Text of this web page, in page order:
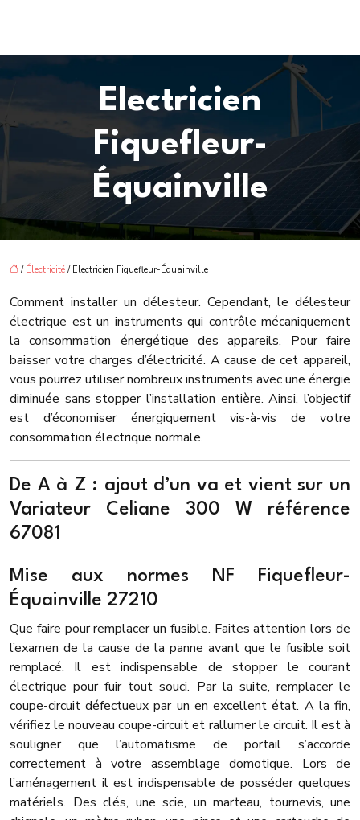
Electricien
Fiquefleur-
Équainville
/ Électricité / Electricien Fiquefleur-Équainville
Comment installer un délesteur. Cependant, le délesteur
électrique est un instruments qui contrôle mécaniquement
la consommation énergétique des appareils. Pour faire
baisser votre charges d’électricité. A cause de cet appareil,
vous pourrez utiliser nombreux instruments avec une énergie
diminuée sans stopper l’installation entière. Ainsi, l’objectif
est d’économiser énergiquement vis-à-vis de votre
consommation électrique normale.
De A à Z : ajout d’un va et vient sur un
Variateur Celiane 300 W référence
67081
Mise aux normes NF Fiquefleur-
Équainville 27210
Que faire pour remplacer un fusible. Faites attention lors de
l’examen de la cause de la panne avant que le fusible soit
remplacé. Il est indispensable de stopper le courant
électrique pour fuir tout souci. Par la suite, remplacer le
coupe-circuit défectueux par un en excellent état. A la fin,
vérifiez le nouveau coupe-circuit et rallumer le circuit. Il est à
souligner que l’automatisme de portail s’accorde
correctement à votre assemblage domotique. Lors de
l’aménagement il est indispensable de posséder quelques
matériels. Des clés, une scie, un marteau, tournevis, une